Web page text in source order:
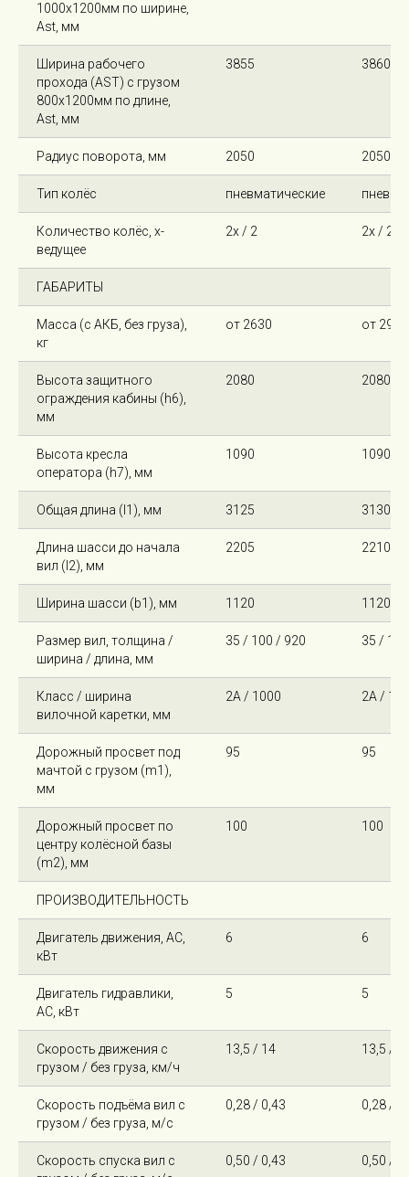
1000х1200мм по ширине,
Ast, мм
Ширина рабочего
прохода (AST) с грузом
800х1200мм по длине,
Ast, мм
3855 3860
Радиус поворота, мм 2050 2050
Тип колёс пневматические
Количество колёс, х-
ведущее
2х / 2 2х / 2
ГАБАРИТЫ
Масса (с АКБ, без груза),
кг
от 2630 от 2910
Высота защитного
ограждения кабины (h6),
мм
2080 2080
Высота кресла
оператора (h7), мм
1090 1090
Общая длина (l1), мм 3125 3130
Длина шасси до начала
вил (l2), мм
2205 2210
Ширина шасси (b1), мм 1120 1120
Размер вил, толщина /
ширина / длина, мм
35 / 100 / 920 35 /
Класс / ширина
вилочной каретки, мм
2А / 1000 2А /
Дорожный просвет под
мачтой с грузом (m1),
мм
95 95
Дорожный просвет по
центру колёсной базы
(m2), мм
100 100
ПРОИЗВОДИТЕЛЬНОСТЬ
Двигатель движения, AC,
кВт
6 6
Двигатель гидравлики,
AC, кВт
5 5
Скорость движения с
грузом / без груза, км/ч
13,5 / 14 13,5 /
Скорость подъёма вил с
грузом / без груза, м/с
0,28 / 0,43 0,28 /
Скорость спуска вил с
0,50 / 0,43 0,50 /